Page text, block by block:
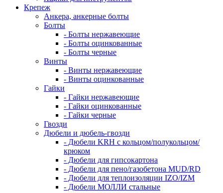
Крепеж
Анкера, анкерные болты
Болты
- Болты нержавеющие
- Болты оцинкованные
- Болты черные
Винты
- Винты нержавеющие
- Винты оцинкованные
Гайки
- Гайки нержавеющие
- Гайки оцинкованные
- Гайки черные
Гвозди
Дюбели и дюбель-гвозди
- Дюбели KRH с кольцом/полукольцом/
крюком
- Дюбели для гипсокартона
- Дюбели для пено/газобетона MUD/RD
- Дюбели для теплоизоляции IZO/IZM
- Дюбели МОЛЛИ стальные